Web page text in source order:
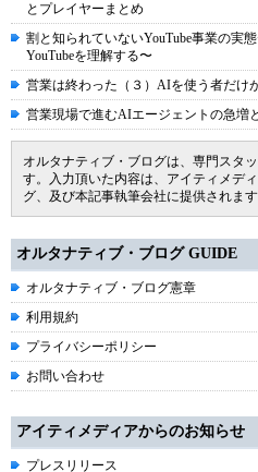
とプレイヤーまとめ
割と知られていないYouTube事業の実
YouTubeを理解する〜
営業は終わった（３）AIを使う者だけ
営業現場で進むAIエージェントの急増
オルタナティブ・ブログは、専門スタ
す。入力頂いた内容は、アイティメデ
グ、及び本記事執筆会社に提供されます
オルタナティブ・ブログ GUIDE
オルタナティブ・ブログ憲章
利用規約
プライバシーポリシー
お問い合わせ
アイティメディアからのお知らせ
プレスリリース